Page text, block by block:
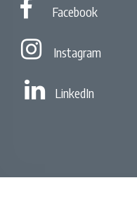
Facebook
Facebook
Instagram
Instagram
LinkedIn
Linked In